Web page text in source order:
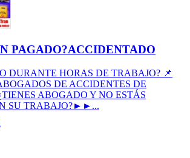
PAGADO?ACCIDENTADO
DURANTE HORAS DE TRABAJO? 📌
DE ACCIDENTES DE
ABOGADO Y NO ESTÁS
SU TRABAJO?►►...